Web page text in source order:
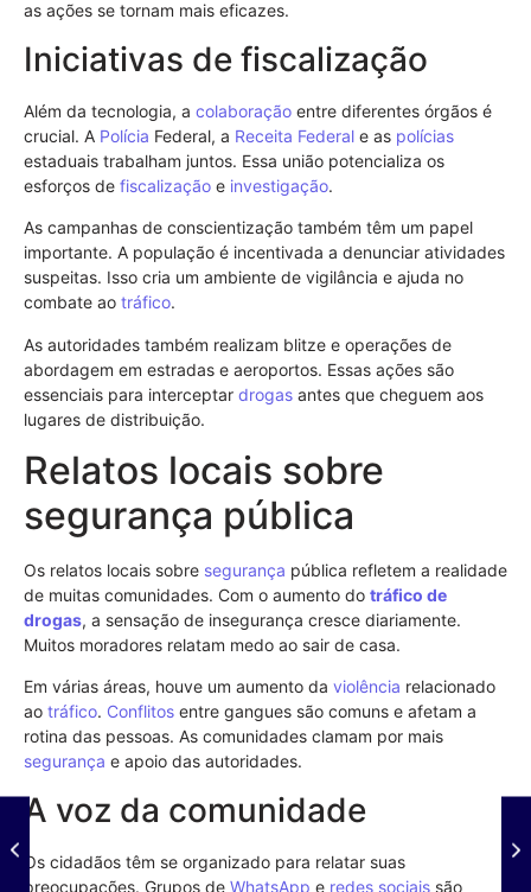
as ações se tornam mais eficazes.
Iniciativas de fiscalização
Além da tecnologia, a colaboração entre diferentes órgãos é
crucial. A Polícia Federal, a Receita Federal e as polícias
estaduais trabalham juntos. Essa união potencializa os
esforços de fiscalização e investigação.
As campanhas de conscientização também têm um papel
importante. A população é incentivada a denunciar atividades
suspeitas. Isso cria um ambiente de vigilância e ajuda no
combate ao tráfico.
As autoridades também realizam blitze e operações de
abordagem em estradas e aeroportos. Essas ações são
essenciais para interceptar drogas antes que cheguem aos
lugares de distribuição.
Relatos locais sobre
segurança pública
Os relatos locais sobre segurança pública refletem a realidade
de muitas comunidades. Com o aumento do tráfico de
drogas, a sensação de insegurança cresce diariamente.
Muitos moradores relatam medo ao sair de casa.
Em várias áreas, houve um aumento da violência relacionado
ao tráfico. Conflitos entre gangues são comuns e afetam a
rotina das pessoas. As comunidades clamam por mais
segurança e apoio das autoridades.
A voz da comunidade
Os cidadãos têm se organizado para relatar suas
preocupações. Grupos de WhatsApp e redes sociais são